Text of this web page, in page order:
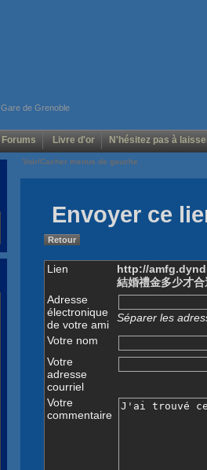
Gare de Grenoble
Forums Livre d'or N'hésitez pas à
Voir/Cacher menus de gauche
Envoyer ce
Retour
Lien
http://
結婚禮金多少才
Adresse
électronique
de votre ami
Séparer les
Votre nom
Votre
adresse
courriel
Votre
commentaire